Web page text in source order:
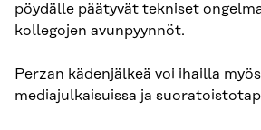
pöydälle päätyvät tekniset
kollegojen avunpyynnöt.
Perzan kädenjälkeä voi ihailla
mediajulkaisuissa ja